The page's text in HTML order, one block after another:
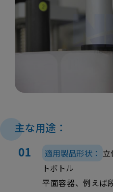
主な用途：
適用製品形状：
トボトル
平面容器、例えば